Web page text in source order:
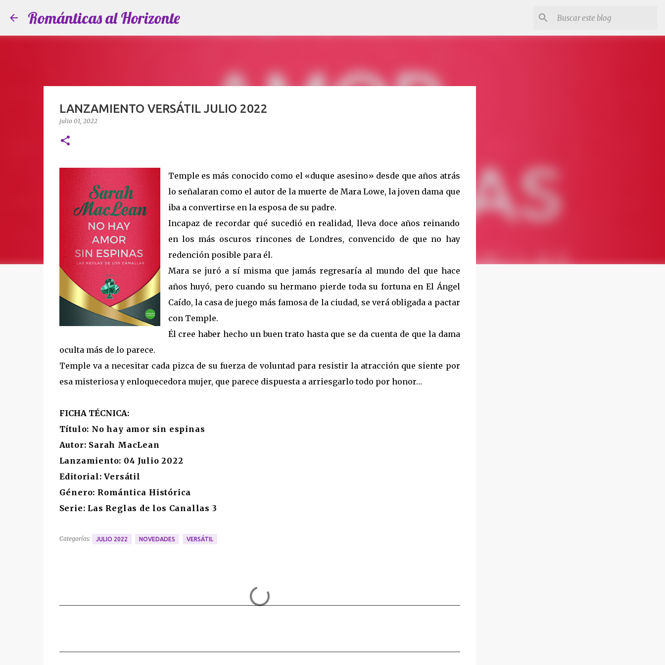
Románticas al Horizonte
LANZAMIENTO VERSÁTIL JULIO 2022
julio 01, 2022
Temple es más conocido como el «duque asesino» desde que años atrás
lo señalaran como el autor de la muerte de Mara Lowe, la joven dama que
iba a convertirse en la esposa de su padre.
Incapaz de recordar qué sucedió en realidad, lleva doce años reinando
en los más oscuros rincones de Londres, convencido de que no hay
redención posible para él.
Mara se juró a sí misma que jamás regresaría al mundo del que hace
años huyó, pero cuando su hermano pierde toda su fortuna en El Ángel
Caído, la casa de juego más famosa de la ciudad, se verá obligada a pactar
con Temple.
Él cree haber hecho un buen trato hasta que se da cuenta de que la dama
oculta más de lo parece.
Temple va a necesitar cada pizca de su fuerza de voluntad para resistir la atracción que siente por
esa misteriosa y enloquecedora mujer, que parece dispuesta a arriesgarlo todo por honor…
FICHA TÉCNICA:
Título: No hay amor sin espinas
Autor: Sarah MacLean
Lanzamiento: 04 Julio 2022
Editorial: Versátil
Género: Romántica Histórica
Serie: Las Reglas de los Canallas 3
Categorías: JULIO 2022 NOVEDADES VERSÁTIL